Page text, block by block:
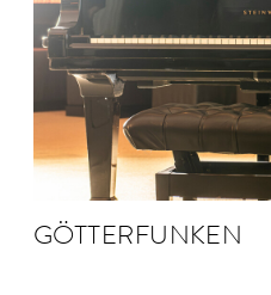
GÖTTER­FUNKEN